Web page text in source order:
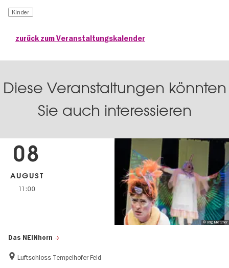
Kinder
zurück zum Veranstaltungskalender
Diese Veranstaltungen könnten
Sie auch interessieren
Das NEINhorn
Luftschloss Tempelhofer Feld
08
AUGUST
11:00
© Jörg Metzner